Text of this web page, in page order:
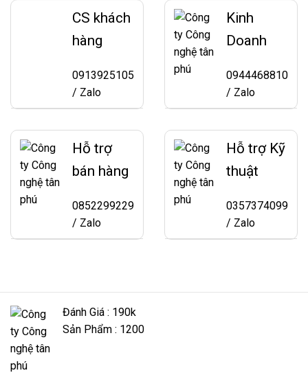
CS khách
hàng
0913925105
/ Zalo
Kinh
Doanh
0944468810
/ Zalo
Hỗ trợ
bán hàng
0852299229
/ Zalo
Hỗ trợ Kỹ
thuật
0357374099
/ Zalo
Đánh Giá : 190k
Sản Phẩm : 1200